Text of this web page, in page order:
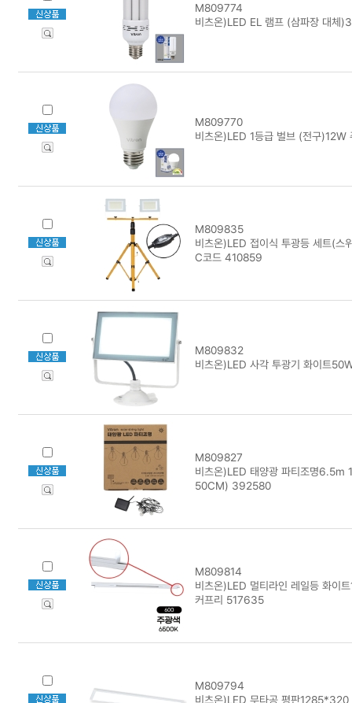
M809774
비츠온)LED EL 램프 (삼파장 대
M809770
비츠온)LED 1등급 벌브 (전구
M809835
비츠온)LED 접이식 투광등 세트(
C코드 410859
M809832
비츠온)LED 사각 투광기 화이트
M809827
비츠온)LED 태양광 파티조명6.5m
50CM) 392580
M809814
비츠온)LED 멀티라인 레일등 화이
커프리 517635
M809794
비츠온)LED 무타공 평판